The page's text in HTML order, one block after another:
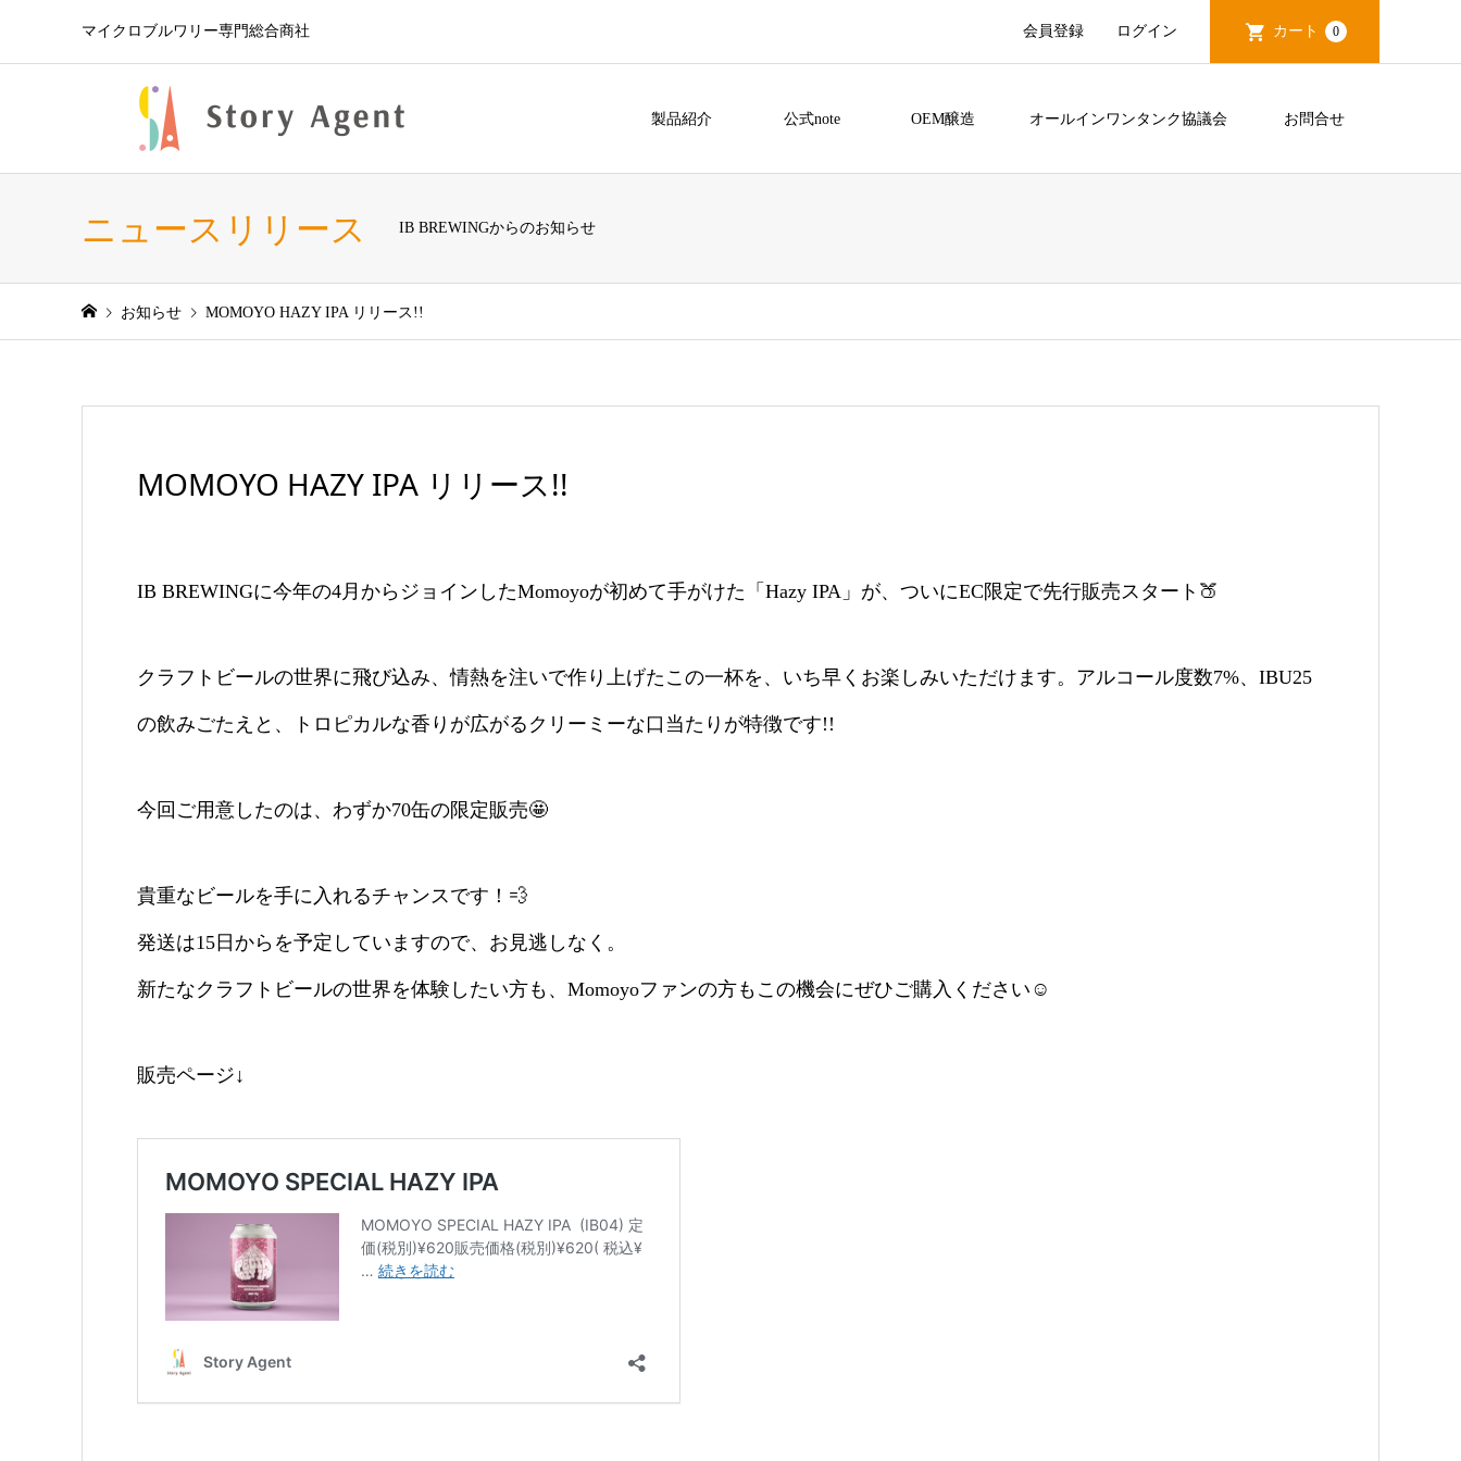
マイクロブルワリー専門総合商社 会員登録 ログイン カート 0
製品紹介 公式note OEM醸造 オールインワンタンク協議会 お問合せ
ニュースリリース IB BREWINGからのお知らせ
お知らせ MOMOYO HAZY IPA リリース!!
MOMOYO HAZY IPA リリース!!
IB BREWINGに今年の4月からジョインしたMomoyoが初めて手がけた「Hazy IPA」が、ついにEC限定で先行販売スタート🍑
クラフトビールの世界に飛び込み、情熱を注いで作り上げたこの一杯を、いち早くお楽しみいただけます。アルコール度数7%、IBU25
の飲みごたえと、トロピカルな香りが広がるクリーミーな口当たりが特徴です!!
今回ご用意したのは、わずか70缶の限定販売🤩
貴重なビールを手に入れるチャンスです！💨
発送は15日からを予定していますので、お見逃しなく。
新たなクラフトビールの世界を体験したい方も、Momoyoファンの方もこの機会にぜひご購入ください☺️
販売ページ↓